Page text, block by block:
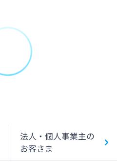
シリーズ
法人・個人事業主の
お客さま